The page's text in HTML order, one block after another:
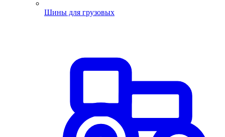
Шины для грузовых